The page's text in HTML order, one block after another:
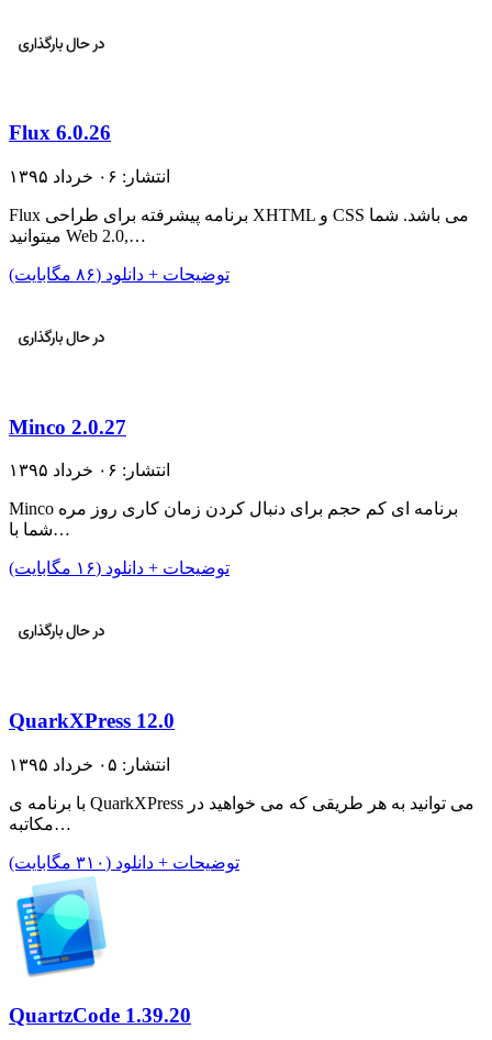
Flux 6.0.26
انتشار: ۰۶ خرداد ۱۳۹۵
Flux برنامه پیشرفته برای طراحی XHTML و CSS می باشد. شما
میتوانید Web 2.0,…
توضیحات + دانلود (۸۶ مگابایت)
Minco 2.0.27
انتشار: ۰۶ خرداد ۱۳۹۵
Minco برنامه ای کم حجم برای دنبال کردن زمان کاری روز مره
شما با…
توضیحات + دانلود (۱۶ مگابایت)
QuarkXPress 12.0
انتشار: ۰۵ خرداد ۱۳۹۵
با برنامه ی QuarkXPress می توانید به هر طریقی که می خواهید در
مکاتبه…
توضیحات + دانلود (۳۱۰ مگابایت)
QuartzCode 1.39.20